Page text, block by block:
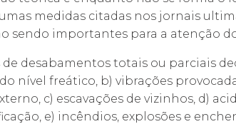
medidas citadas nos jornais
sendo importantes para a atenção
de desabamentos totais ou parciais
nível freático, b) vibrações
c) escavações de vizinhos, d)
e) incêndios, explosões e